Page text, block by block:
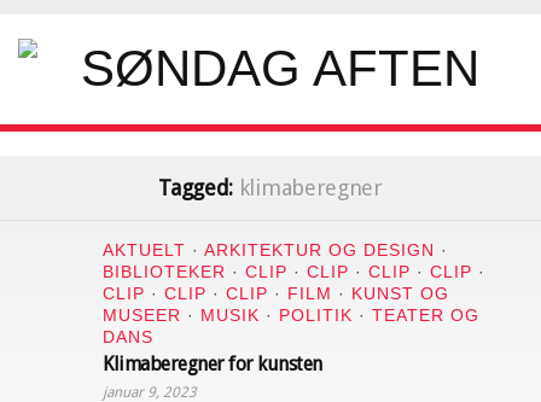
Tagged: klimaberegner
AKTUELT · ARKITEKTUR OG DESIGN ·
BIBLIOTEKER · CLIP · CLIP · CLIP · CLIP ·
CLIP · CLIP · CLIP · FILM · KUNST OG
MUSEER · MUSIK · POLITIK · TEATER OG
DANS
Klimaberegner for kunsten
januar 9, 2023